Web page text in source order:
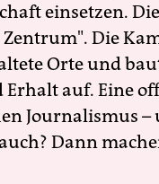
einsetzen.
Die
Orte und
Erhalt auf. Eine
Journalismus –
Dann